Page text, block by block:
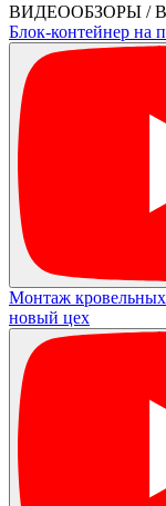
ВИДЕООБЗОРЫ /
Блок-контейнер на
Монтаж
новый цех